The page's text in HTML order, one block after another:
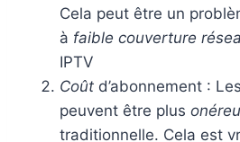
Cela peut être un
à faible couverture
IPTV
Coût d’abonnement :
peuvent être plus
traditionnelle. Cela est